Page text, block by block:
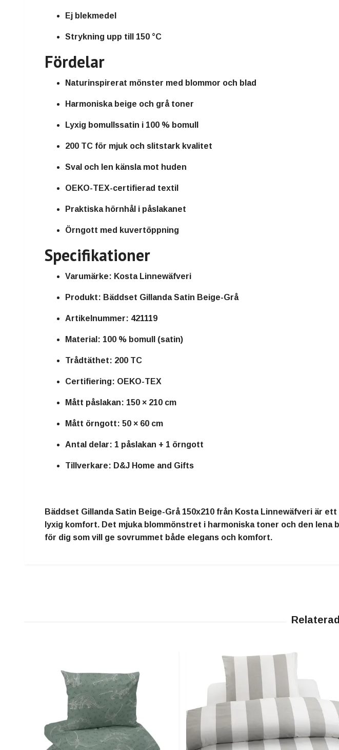
Ej blekmedel
Strykning upp till 150 °C
Fördelar
Naturinspirerat mönster med blommor och blad
Harmoniska beige och grå toner
Lyxig bomullssatin i 100 % bomull
200 TC för mjuk och slitstark kvalitet
Sval och len känsla mot huden
OEKO-TEX-certifierad textil
Praktiska hörnhål i påslakanet
Örngott med kuvertöppning
Specifikationer
Varumärke: Kosta Linnewäfveri
Produkt: Bäddset Gillanda Satin Beige-Grå
Artikelnummer: 421119
Material: 100 % bomull (satin)
Trådtäthet: 200 TC
Certifiering: OEKO-TEX
Mått påslakan: 150 × 210 cm
Mått örngott: 50 × 60 cm
Antal delar: 1 påslakan + 1 örngott
Tillverkare: D&J Home and Gifts
Bäddset Gillanda Satin Beige-Grå 150x210 från Kosta Linnewäfveri är
lyxig komfort. Det mjuka blommönstret i harmoniska toner och den
för dig som vill ge sovrummet både elegans och komfort.